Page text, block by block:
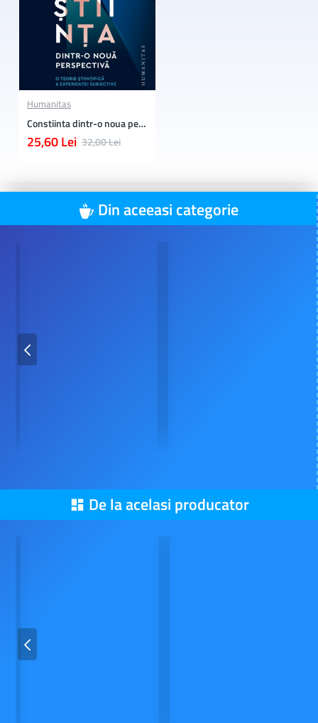
Humanitas
Constiinta dintr-o noua perspectiva
25,60 Lei 32,00 Lei
Din aceeasi categorie
De la acelasi producator